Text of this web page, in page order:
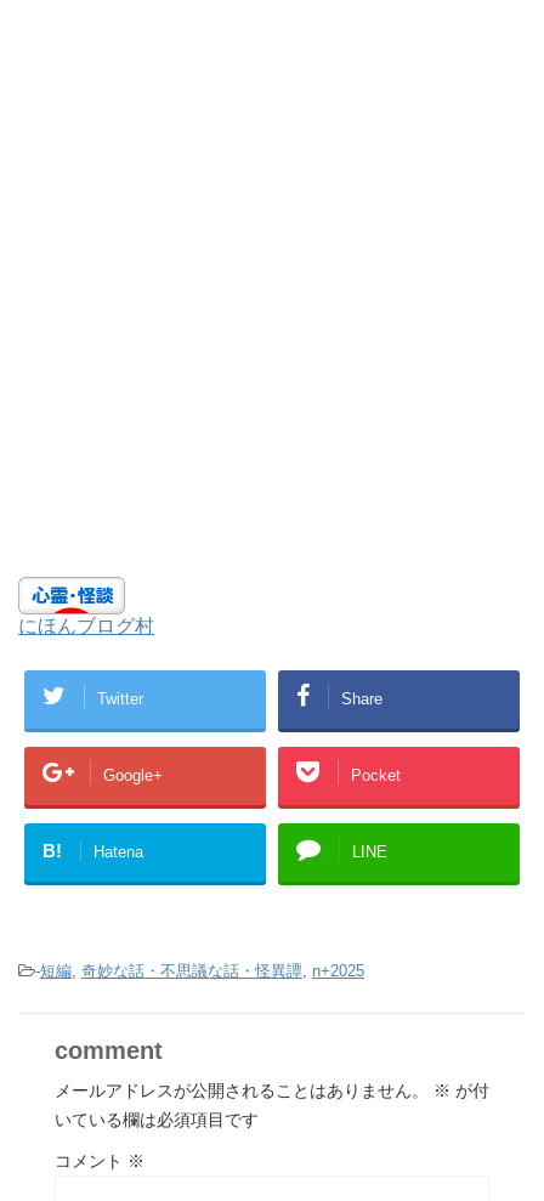
にほんブログ村
Twitter Share
Google+ Pocket
B! Hatena LINE
-短編 奇妙な話・不思議な話・怪異譚 n+2025
comment
メールアドレスが公開されることはありません。 ※ が付
いている欄は必須項目です
コメント ※